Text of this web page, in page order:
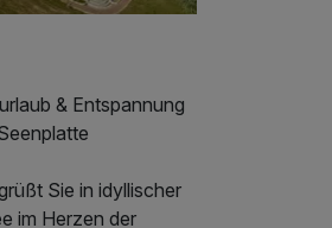
& Entspannung
Sie in idyllischer
im Herzen der